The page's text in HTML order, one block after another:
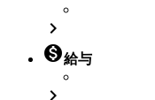

給与
